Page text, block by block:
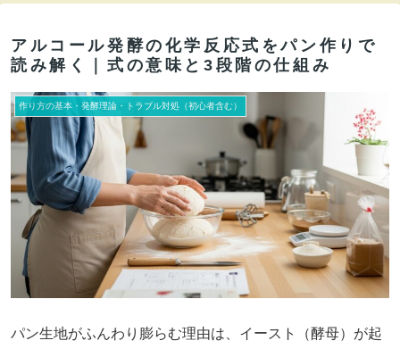
アルコール発酵の化学反応式をパン作りで
読み解く｜式の意味と3段階の仕組み
作り方の基本・発酵理論・トラブル対処（初心者含む）
パン生地がふんわり膨らむ理由は、イースト（酵母）が起